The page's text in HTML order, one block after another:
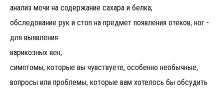
анализ мочи на содержание сахара и белка;
обследование рук и стоп на предмет появления отеков, ног -
для выявления
варикозных вен;
симптомы, которые вы чувствуете, особенно необычные;
вопросы или проблемы, которые вам хотелось бы обсудить